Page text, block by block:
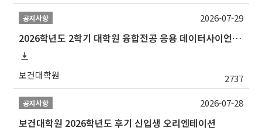
공지사항
2026학년도 2학기 대학원 융합전공 응용 데이터사이언스 선발 계획 알림
보건대학원 2737
2026-07-29
공지사항
보건대학원 2026학년도 후기 신입생 오리엔테이션
2026-07-28